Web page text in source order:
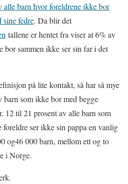
alle barn hvor foreldrene ikke bor
sine fedre. Da blir det
tallene er hentet fra viser at 6% av
bor sammen ikke ser sin far i det
på lite kontakt, så har så mye
som ikke bor med begge
12 til 21 prosent av alle barn som
foreldre ser ikke sin pappa en vanlig
og46 000 barn, mellom ett og to
i Norge.